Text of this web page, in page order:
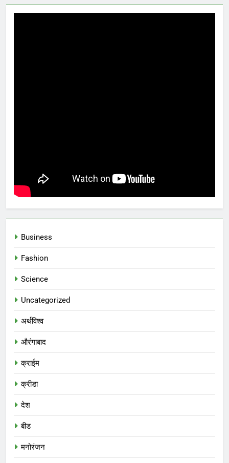
Business
Fashion
Science
Uncategorized
अर्थविश्व
औरंगाबाद
क्राईम
क्रीडा
देश
बीड
मनोरंजन